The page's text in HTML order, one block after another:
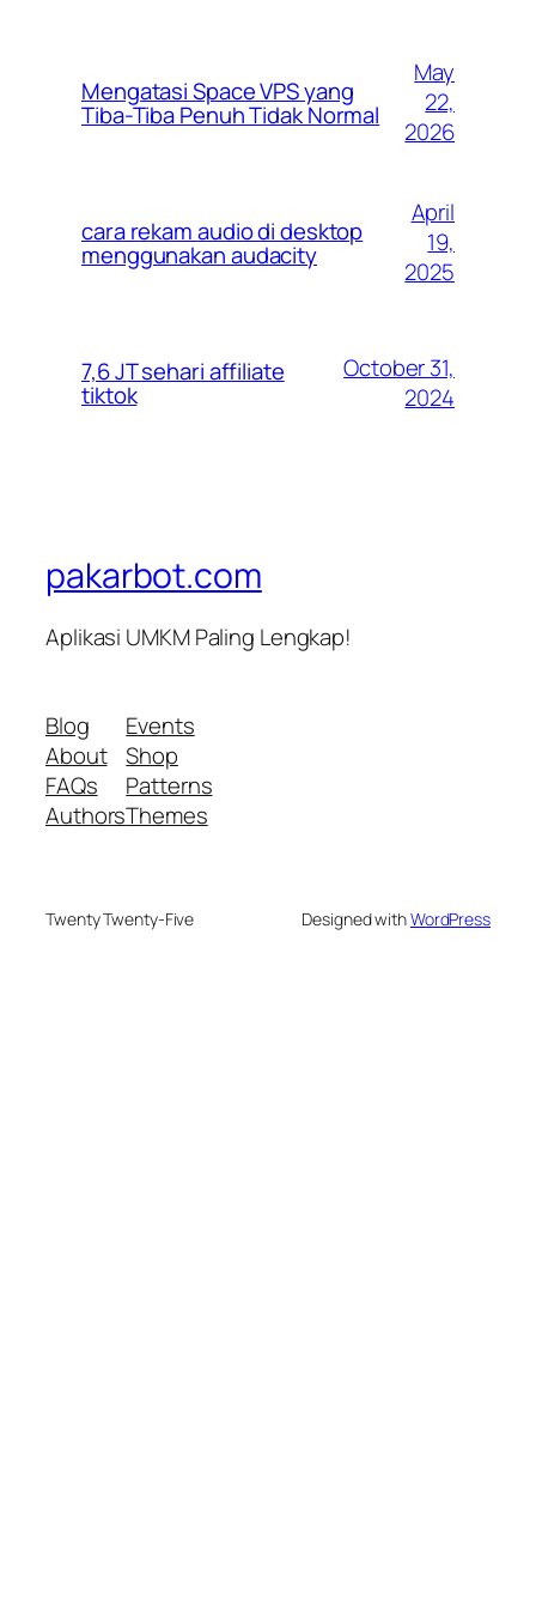
Mengatasi Space VPS yang
Tiba-Tiba Penuh Tidak Normal
May
22,
2026
cara rekam audio di desktop
menggunakan audacity
April
19,
2025
7,6 JT sehari affiliate
tiktok
October 31,
2024
pakarbot.com
Aplikasi UMKM Paling Lengkap!
Blog
About
FAQs
Authors
Events
Shop
Patterns
Themes
Twenty Twenty-Five Designed withWordPress